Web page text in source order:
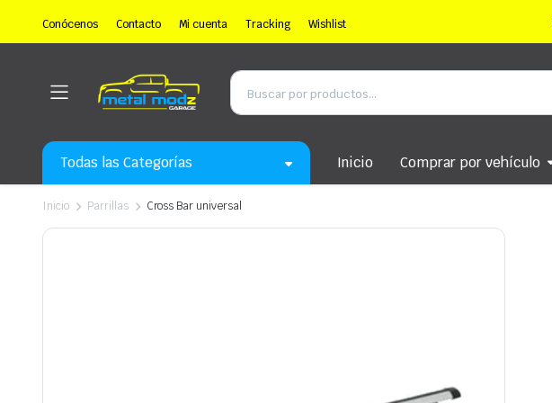
Conócenos Contacto Mi cuenta Tracking Wishlist
Todas las Categorías Inicio Comprar por vehículo
Inicio Parrillas Cross Bar universal